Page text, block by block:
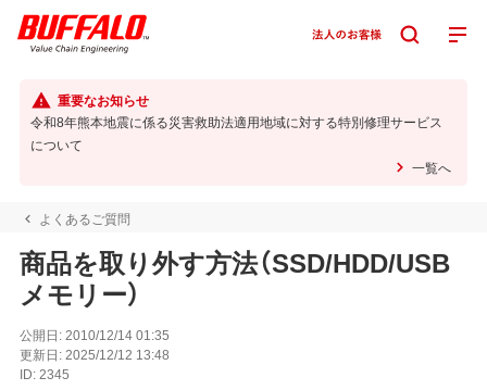
重要なお知らせ
令和8年熊本地震に係る災害救助法適用地域に対する特別修理サービス
について
一覧へ
よくあるご質問
商品を取り外す方法（SSD/HDD/USB
メモリー）
公開日:2010/12/14 01:35
更新日:2025/12/12 13:48
ID:2345